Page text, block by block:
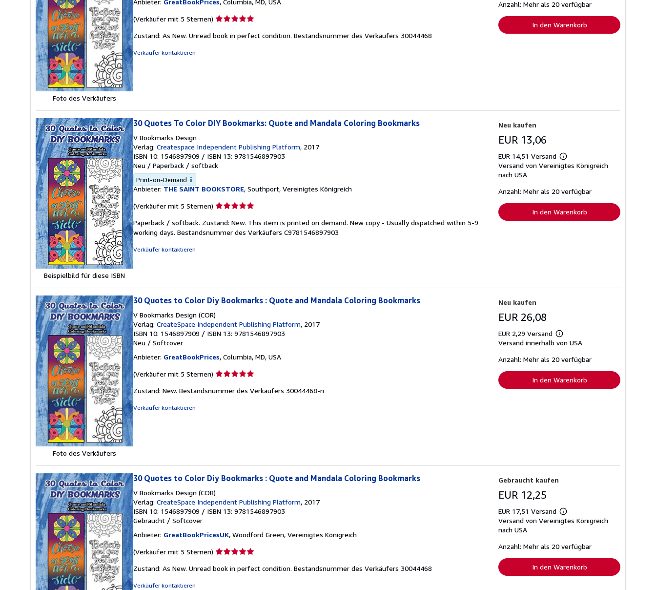
Foto des Verkäufers
Anbieter: GreatBookPrices, Columbia, MD, USA
(Verkäufer mit 5 Sternen) Verkäuferbewertung
von
Zustand: As New. Unread book in perfect condition. Bestandsnummer des Verkäufers 30044468
Verkäufer kontaktieren
Versandkosten
Anzahl: Mehr als 20 verfügbar
In den Warenkorb
Beispielbild für diese ISBN
30 Quotes To Color DIY Bookmarks: Quote and Mandala Coloring Bookmarks
V Bookmarks Design
Verlag: Createspace Independent Publishing Platform, 2017
ISBN 10: 1546897909 / ISBN 13: 9781546897903
Neu / Paperback / softback
Print-on-Demand
Anbieter: THE SAINT BOOKSTORE, Southport, Vereinigtes Königreich
(Verkäufer mit 5 Sternen) Verkäuferbewertung
von
5
Paperback / softback. Zustand: New. This item is printed on demand. New copy - Usually dispatched within 5-9
working days. Bestandsnummer des Verkäufers C9781546897903
Verkäufer kontaktieren
Neu kaufen
EUR 13,06
EUR 14,51 Versand
Weitere
Informationen
Versand von Vereinigtes Königreich
nach USA
Anzahl: Mehr als 20 verfügbar
In den Warenkorb
Foto des Verkäufers
30 Quotes to Color Diy Bookmarks : Quote and Mandala Coloring Bookmarks
V Bookmarks Design (COR)
Verlag: CreateSpace Independent Publishing Platform, 2017
ISBN 10: 1546897909 / ISBN 13: 9781546897903
Neu / Softcover
Anbieter: GreatBookPrices, Columbia, MD, USA
(Verkäufer mit 5 Sternen) Verkäuferbewertung
von
Zustand: New. Bestandsnummer des Verkäufers 30044468-n
Verkäufer kontaktieren
Neu kaufen
EUR 26,08
EUR 2,29 Versand
Weitere
Informationen
Versandkosten
Versand innerhalb von USA
Anzahl: Mehr als 20 verfügbar
In den Warenkorb
30 Quotes to Color Diy Bookmarks : Quote and Mandala Coloring Bookmarks
V Bookmarks Design (COR)
Verlag: CreateSpace Independent Publishing Platform, 2017
ISBN 10: 1546897909 / ISBN 13: 9781546897903
Gebraucht / Softcover
Anbieter: GreatBookPricesUK, Woodford Green, Vereinigtes Königreich
(Verkäufer mit 5 Sternen) Verkäuferbewertung
von
Zustand: As New. Unread book in perfect condition. Bestandsnummer des Verkäufers 30044468
Verkäufer kontaktieren
Gebraucht kaufen
EUR 12,25
EUR 17,51 Versand
Weitere
Informationen
Versand von Vereinigtes Königreich
nach USA
Anzahl: Mehr als 20 verfügbar
In den Warenkorb